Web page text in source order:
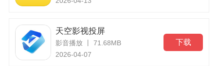
天空影视投屏
影音播放 丨 71.68MB
2026-04-07
下载